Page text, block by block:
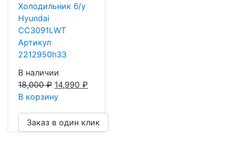
Холодильник б/у
Hyundai
CC3091LWT
Артикул
2212950h33
В наличии
18,000₽ 14,990 ₽
В корзину
Заказ в один клик